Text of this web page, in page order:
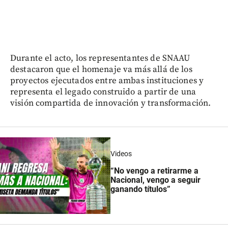
Durante el acto, los representantes de SNAAU
destacaron que el homenaje va más allá de los
proyectos ejecutados entre ambas instituciones y
representa el legado construido a partir de una
visión compartida de innovación y transformación.
Videos
“No vengo a retirarme a
Nacional, vengo a seguir
ganando títulos”